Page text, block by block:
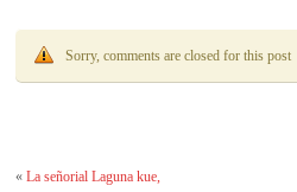
Sorry, comments are closed for this post
«La señorial Laguna kue,